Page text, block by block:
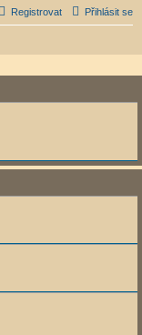
Přihlásit se
Registrovat